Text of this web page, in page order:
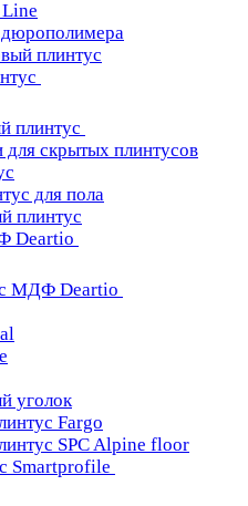
плинтус
плинтус
для скрытых плинтусов
для пола
плинтус
Deartio
МДФ Deartio
уголок
Fargo
SPC Alpine floor
Smartprofile